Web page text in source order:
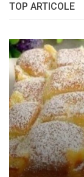
TOP ARTICOLE